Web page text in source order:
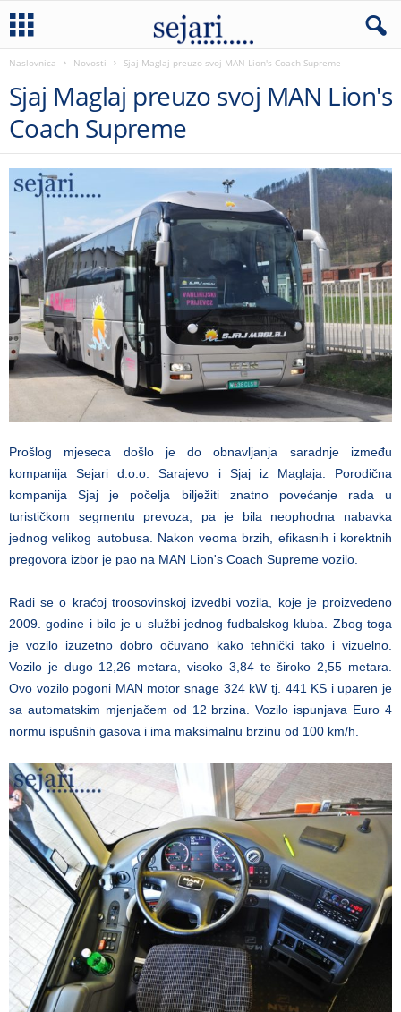
Naslovnica Novosti Sjaj Maglaj preuzo svoj MAN Lion's Coach Supreme
Sjaj Maglaj preuzo svoj MAN Lion's
Coach Supreme
Prošlog mjeseca došlo je do obnavljanja saradnje između
kompanija Sejari d.o.o. Sarajevo i Sjaj iz Maglaja. Porodična
kompanija Sjaj je počelja bilježiti znatno povećanje rada u
turističkom segmentu prevoza, pa je bila neophodna nabavka
jednog velikog autobusa. Nakon veoma brzih, efikasnih i korektnih
pregovora izbor je pao na MAN Lion's Coach Supreme vozilo.
Radi se o kraćoj troosovinskoj izvedbi vozila, koje je proizvedeno
2009. godine i bilo je u službi jednog fudbalskog kluba. Zbog toga
je vozilo izuzetno dobro očuvano kako tehnički tako i vizuelno.
Vozilo je dugo 12,26 metara, visoko 3,84 te široko 2,55 metara.
Ovo vozilo pogoni MAN motor snage 324 kW tj. 441 KS i uparen je
sa automatskim mjenjačem od 12 brzina. Vozilo ispunjava Euro 4
normu ispušnih gasova i ima maksimalnu brzinu od 100 km/h.